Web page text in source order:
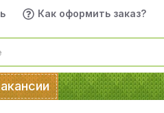
Как оформить заказ?